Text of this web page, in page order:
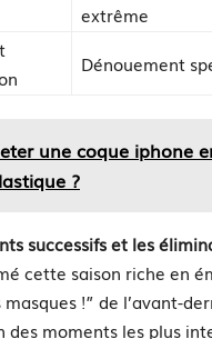
extrême
Dénouement
une coque iphone
?
successifs et les
cette saison riche en
masques !” de l’avant-
des moments les plus